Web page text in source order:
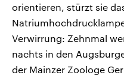
orientieren, stürzt sie
Verwirrung: Zehnmal
nachts in den
der Mainzer Zoologe